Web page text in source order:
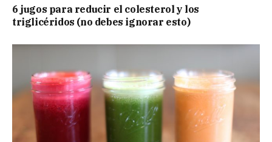
6 jugos para reducir el colesterol y los
triglicéridos (no debes ignorar esto)